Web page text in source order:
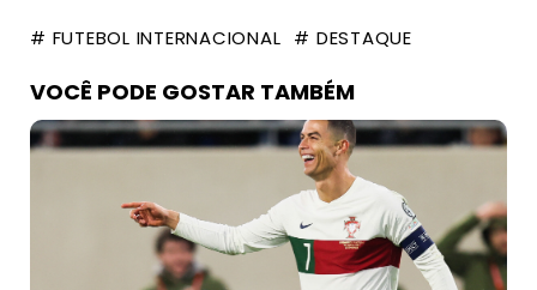
# FUTEBOL INTERNACIONAL # DESTAQUE
VOCÊ PODE GOSTAR TAMBÉM